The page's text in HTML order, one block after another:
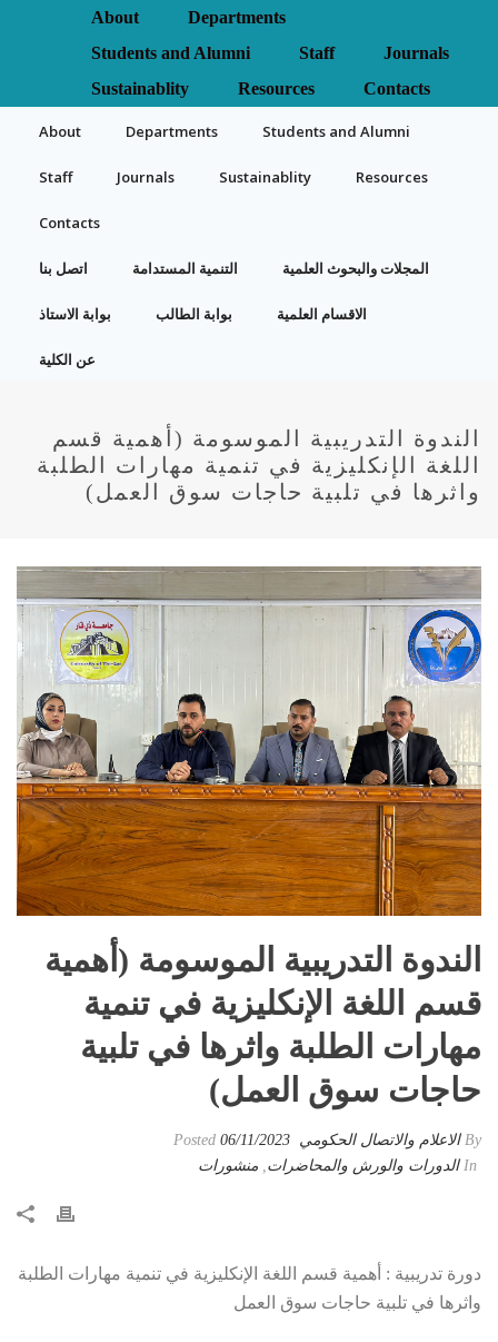
About
Departments
Students and Alumni
Staff
Journals
Sustainablity
Resources Contacts
About Departments Students and Alumni
Staff Journals Sustainablity Resources
Contacts
اتصل بنا التنمية المستدامة المجلات والبحوث العلمية
بوابة الاستاذ بوابة الطالب الاقسام العلمية
عن الكلية
الندوة التدريبية الموسومة (أهمية قسم
اللغة الإنكليزية في تنمية مهارات الطلبة
واثرها في تلبية حاجات سوق العمل)
الندوة التدريبية الموسومة (أهمية
قسم اللغة الإنكليزية في تنمية
مهارات الطلبة واثرها في تلبية
حاجات سوق العمل)
By الاعلام والاتصال الحكومي 06/11/2023
الدورات والورش والمحاضرات منشورات
دورة تدريبية : أهمية قسم اللغة الإنكليزية في تنمية مهارات الطلبة
واثرها في تلبية حاجات سوق العمل